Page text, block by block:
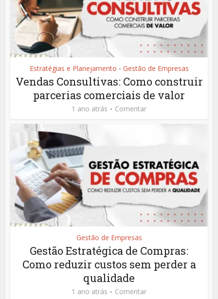
Estratégias e Planejamento • Gestão de Empresas
Vendas Consultivas: Como construir
parcerias comerciais de valor
1 ano atrás Comentar
Gestão de Empresas
Gestão Estratégica de Compras:
Como reduzir custos sem perder a
qualidade
1 ano atrás Comentar